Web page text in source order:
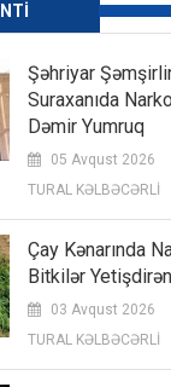
Şəhriyar
Suraxanıda
Dəmir Yumruq
05 Avqust 2026
TURAL KƏLBƏCƏRLİ
Çay Kənarında
Bitkilər
03 Avqust 2026
TURAL KƏLBƏCƏRLİ